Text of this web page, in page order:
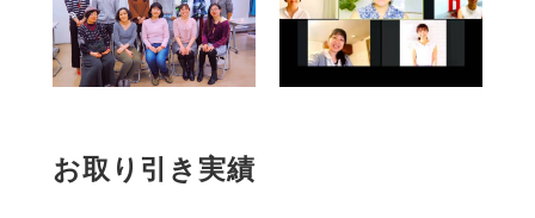
お取り引き実績